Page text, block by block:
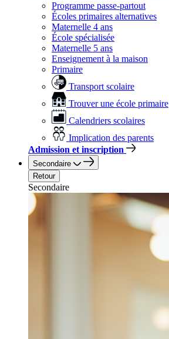
Programme passe-partout
Écoles primaires alternatives
Maternelle 4 ans
École spécialisée
Maternelle 5 ans
Enseignement à la maison
Primaire
Transport scolaire
Trouver une école primaire
Calendriers scolaires
Implication des parents
Admission et inscription
Secondaire
Retour
Secondaire